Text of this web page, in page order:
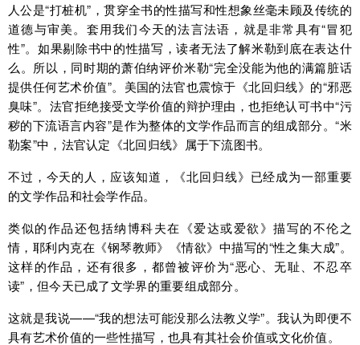
人公是“打桩机”，贯穿全书的性描写和性想象丝毫未顾及传统的
道德与审美。套用我们今天的法言法语，就是非常具有“冒犯
性”。如果剔除书中的性描写，读者无法了解米勒到底在表达什
么。所以，同时期的萧伯纳评价米勒“完全没能为他的满篇脏话
提供任何艺术价值”。美国的法官也震惊于《北回归线》的“邪恶
臭味”。法官拒绝接受文学价值的辩护理由，也拒绝认可书中“污
秽的下流语言内容”是作为整体的文学作品而言的组成部分。“米
勒案”中，法官认定《北回归线》属于下流图书。
不过，今天的人，应该知道，《北回归线》已经成为一部重要
的文学作品和社会学作品。
类似的作品还包括纳博科夫在《爱达或爱欲》描写的不伦之
情，耶利内克在《钢琴教师》《情欲》中描写的“性之集大成”。
这样的作品，还有很多，都曾被评价为“恶心、无耻、不忍卒
读”，但今天已成了文学界的重要组成部分。
这就是我说——“我的想法可能没那么法教义学”。我认为即便不
具有艺术价值的一些性描写，也具有其社会价值或文化价值。